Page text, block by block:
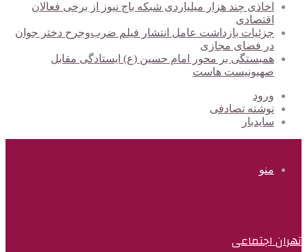
اخاذی چند هزار میلیاردی شبکه باج نیوز از برخی فعالان
اقتصادی
جزئیات بازداشت عامل انتشار فیلم ضرب‌وجرح دختر جوان
در فضای مجازی
همبستگی بر محور امام حسین (ع) ایستادگی مقابل
صهیونیست هاست
ورود
نوشته تصادفی
سایدبار
منو
تهران اجتماعی